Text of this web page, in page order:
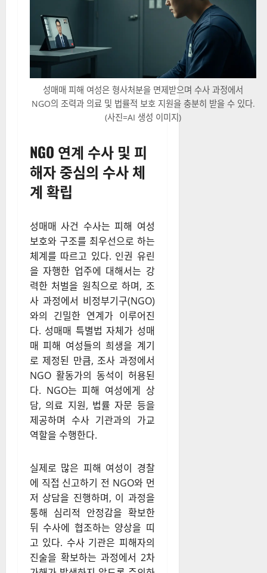
성매매 피해 여성은 형사처분을 면제받으며 수사 과정에서
NGO의 조력과 의료 및 법률적 보호 지원을 충분히 받을 수 있다.
(사진=AI 생성 이미지)
NGO 연계 수사 및 피
해자 중심의 수사 체
계 확립
성매매 사건 수사는 피해 여성
보호와 구조를 최우선으로 하는
체계를 따르고 있다. 인권 유린
을 자행한 업주에 대해서는 강
력한 처벌을 원칙으로 하며, 조
사 과정에서 비정부기구(NGO)
와의 긴밀한 연계가 이루어진
다. 성매매 특별법 자체가 성매
매 피해 여성들의 희생을 계기
로 제정된 만큼, 조사 과정에서
NGO 활동가의 동석이 허용된
다. NGO는 피해 여성에게 상
담, 의료 지원, 법률 자문 등을
제공하며 수사 기관과의 가교
역할을 수행한다.
실제로 많은 피해 여성이 경찰
에 직접 신고하기 전 NGO와 먼
저 상담을 진행하며, 이 과정을
통해 심리적 안정감을 확보한
뒤 수사에 협조하는 양상을 띠
고 있다. 수사 기관은 피해자의
진술을 확보하는 과정에서 2차